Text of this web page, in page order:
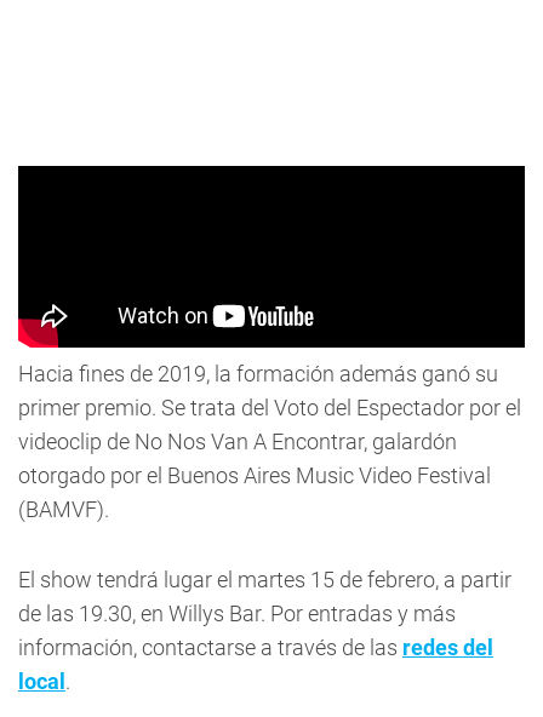
Hacia fines de 2019, la formación además ganó su
primer premio. Se trata del Voto del Espectador por el
videoclip de No Nos Van A Encontrar, galardón
otorgado por el Buenos Aires Music Video Festival
(BAMVF).
El show tendrá lugar el martes 15 de febrero, a partir
de las 19.30, en Willys Bar. Por entradas y más
información, contactarse a través de las redes del
local .